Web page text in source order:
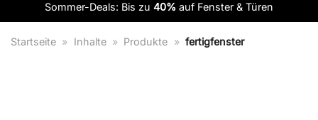
Sommer-Deals: Bis zu 40% auf Fenster & Türen
Startseite » Inhalte » Produkte » fertigfenster